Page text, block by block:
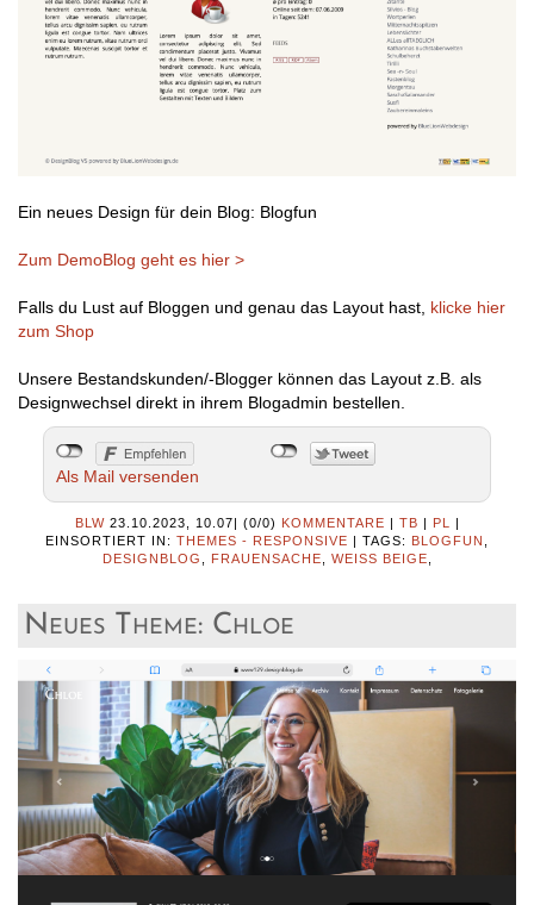
Ein neues Design für dein Blog: Blogfun
Zum DemoBlog geht es hier >
Falls du Lust auf Bloggen und genau das Layout hast, klicke hier
zum Shop
Unsere Bestandskunden/-Blogger können das Layout z.B. als
Designwechsel direkt in ihrem Blogadmin bestellen.
Als Mail versenden
BLW 23.10.2023, 10.07 (0/0) KOMMENTARE TB PL
EINSORTIERT IN: THEMES - RESPONSIVE TAGS: BLOGFUN
DESIGNBLOG
FRAUENSACHE WEISS BEIGE
Neues Theme: Chloe